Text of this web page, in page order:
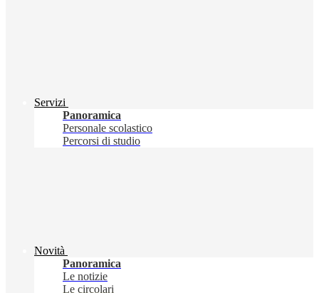
Servizi
Panoramica
Personale scolastico
Percorsi di studio
Novità
Panoramica
Le notizie
Le circolari